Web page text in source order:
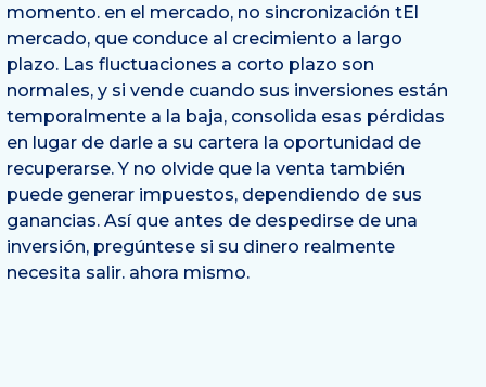
momento. en el mercado, no sincronización tEl
mercado, que conduce al crecimiento a largo
plazo. Las fluctuaciones a corto plazo son
normales, y si vende cuando sus inversiones están
temporalmente a la baja, consolida esas pérdidas
en lugar de darle a su cartera la oportunidad de
recuperarse. Y no olvide que la venta también
puede generar impuestos, dependiendo de sus
ganancias. Así que antes de despedirse de una
inversión, pregúntese si su dinero realmente
necesita salir. ahora mismo.